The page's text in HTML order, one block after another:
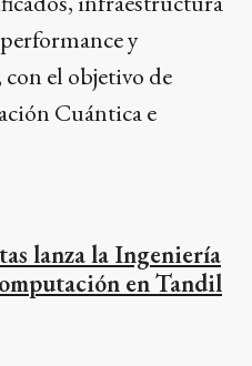
y
el objetivo de
Cuántica e
lanza la Ingeniería
en Tandil